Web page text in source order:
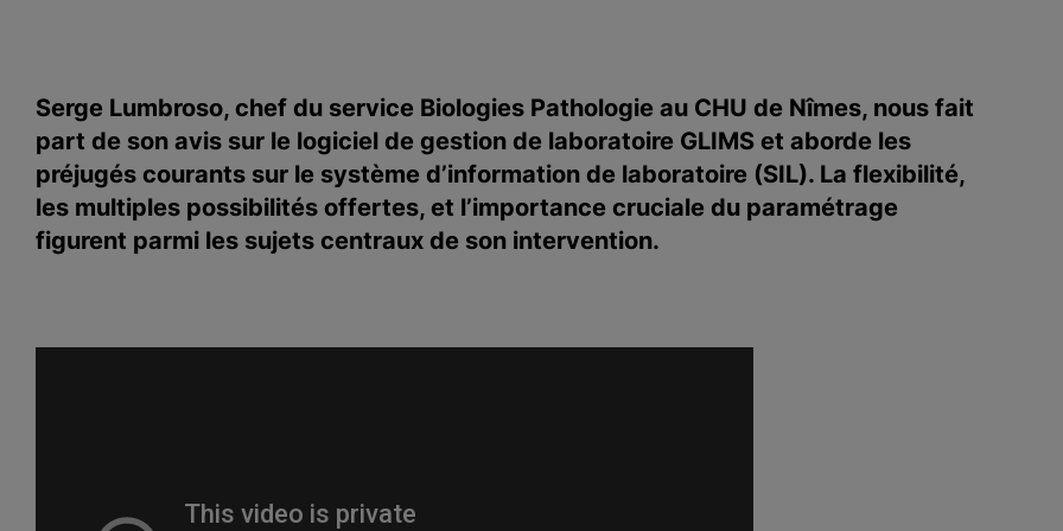
Serge Lumbroso, chef du service Biologies Pathologie au CHU de Nîmes, nous fait
part de son avis sur le logiciel de gestion de laboratoire GLIMS et aborde les
préjugés courants sur le système d’information de laboratoire (SIL). La flexibilité,
les multiples possibilités offertes, et l’importance cruciale du paramétrage
figurent parmi les sujets centraux de son intervention.